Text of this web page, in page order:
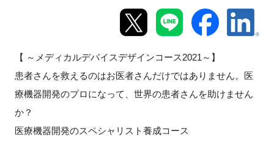
新規登録
イベント
【 ～メディカルデバイスデザインコース2021 ～】
患者さんを救えるのはお医者さんだけではありません。医
療機器開発のプロになって、世界の患者さんを助けません
か？
医療機器開発のスペシャリスト養成コース